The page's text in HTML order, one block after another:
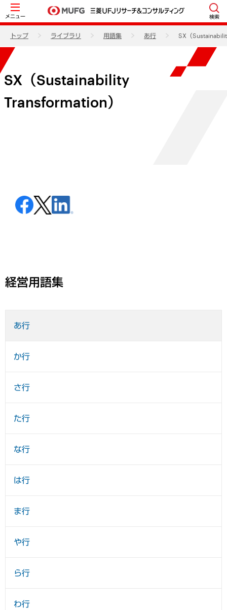
メニュー 検索
トップ ライブラリ 用語集 あ行 SX（
SX（Sustainability
Transformation）
経営用語集
あ行
か行
さ行
た行
な行
は行
ま行
や行
ら行
わ行